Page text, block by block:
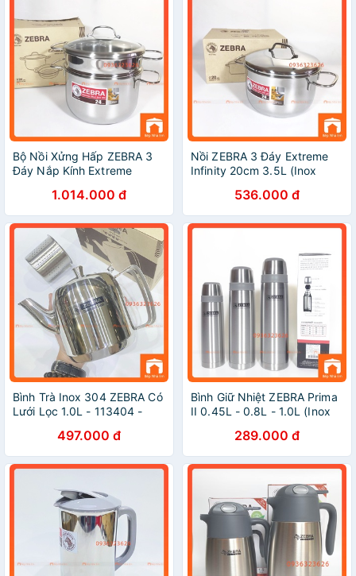
Bộ Nồi Xửng Hấp ZEBRA 3
Đáy Nắp Kính Extreme
304) - 163640 - Hàng Nhập
Khẩu Thái Lan
1.014.000 đ
Nồi ZEBRA 3 Đáy Extreme
Infinity 20cm 3.5L (Inox
Khẩu Thái Lan536.000 đ
Bình Trà Inox 304 ZEBRA Có
Lưới Lọc 1.0L - 113404 -
497.000 đ
Bình Giữ Nhiệt ZEBRA Prima
II 0.45L - 0.8L - 1.0L (Inox
Thái Lan289.000 đ